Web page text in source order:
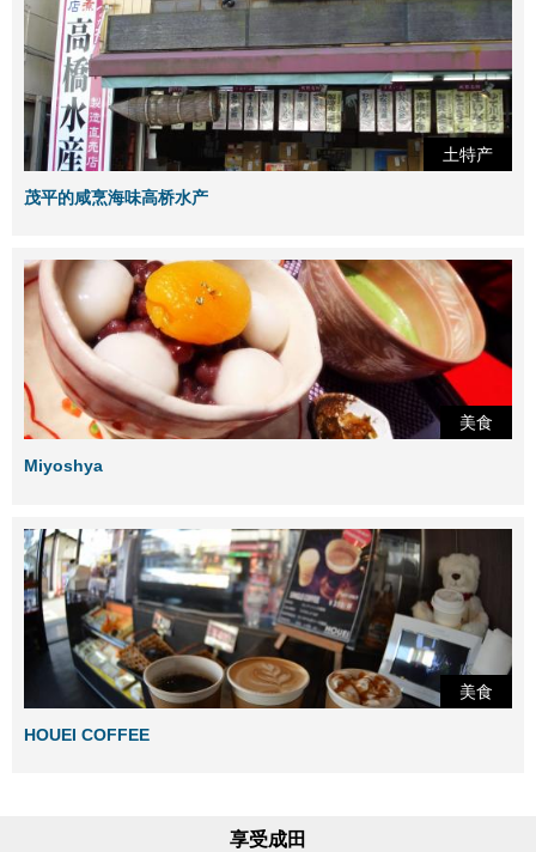
土特产
茂平的咸烹海味高桥水产
美食
Miyoshya
美食
HOUEI COFFEE
享受成田